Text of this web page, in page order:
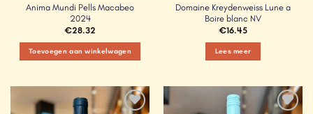
Anima Mundi Pells Macabeo
2024
€28.32
Toevoegen aan winkelwagen
Domaine Kreydenweiss Lune a
Boire blanc NV
€16.45
Lees meer